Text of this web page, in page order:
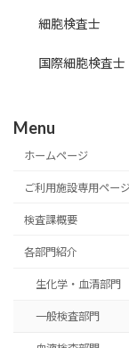
細胞検査士
国際細胞検査士
Menu
ホームページ
ご利用施設専用ペー
検査課概要
各部門紹介
生化学・血清部門
一般検査部門